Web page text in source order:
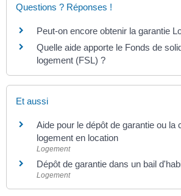
Questions ? Réponses !
Peut-on encore obtenir la garantie
Quelle aide apporte le Fonds de
logement (FSL) ?
Et aussi
Aide pour le dépôt de garantie ou la
logement en location
Logement
Dépôt de garantie dans un bail
Logement